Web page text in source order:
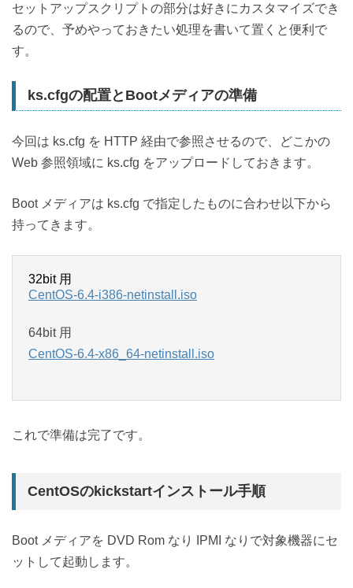
セットアップスクリプトの部分は好きにカスタマイズでき
るので、予めやっておきたい処理を書いて置くと便利で
す。
ks.cfgの配置とBootメディアの準備
今回は ks.cfg を HTTP 経由で参照させるので、どこかの
Web 参照領域に ks.cfg をアップロードしておきます。
Boot メディアは ks.cfg で指定したものに合わせ以下から
持ってきます。
32bit 用
CentOS-6.4-i386-netinstall.iso
64bit 用
CentOS-6.4-x86_64-netinstall.iso
これで準備は完了です。
CentOSのkickstartインストール手順
Boot メディアを DVD Rom なり IPMI なりで対象機器にセ
ットして起動します。